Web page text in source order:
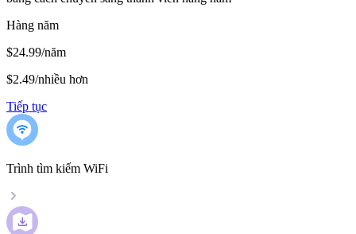
Hàng năm
$24.99/năm
$2.49/nhiều hơn
Tiếp tục
Trình tìm kiếm WiFi